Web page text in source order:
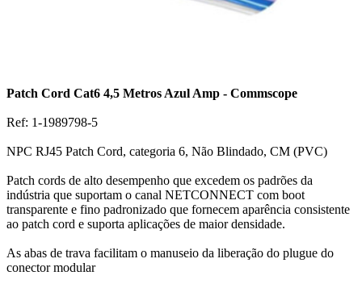
Patch Cord Cat6 4,5 Metros Azul Amp - Commscope
Ref: 1-1989798-5
NPC RJ45 Patch Cord, categoria 6, Não Blindado, CM (PVC)
Patch cords de alto desempenho que excedem os padrões da
indústria que suportam o canal NETCONNECT com boot
transparente e fino padronizado que fornecem aparência consistente
ao patch cord e suporta aplicações de maior densidade.
As abas de trava facilitam o manuseio da liberação do plugue do
conector modular